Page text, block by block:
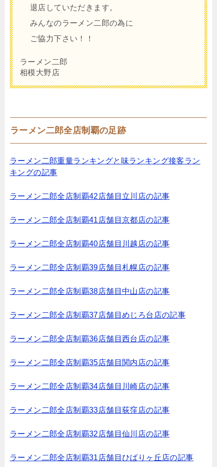
退店していただきます。
みんなのラーメン二郎の為に
ご協力下さい！！
ラーメン二郎
相模大野店
ラーメン二郎全店制覇の足跡
ラーメン二郎重量ランキングと味ランキング接客ラン
キングの記事
ラーメン二郎全店制覇42店舗目立川店の記事
ラーメン二郎全店制覇41店舗目京都店の記事
ラーメン二郎全店制覇40店舗目川越店の記事
ラーメン二郎全店制覇39店舗目札幌店の記事
ラーメン二郎全店制覇38店舗目中山店の記事
ラーメン二郎全店制覇37店舗目めじろ台店の記事
ラーメン二郎全店制覇36店舗目西台店の記事
ラーメン二郎全店制覇35店舗目関内店の記事
ラーメン二郎全店制覇34店舗目川崎店の記事
ラーメン二郎全店制覇33店舗目荻窪店の記事
ラーメン二郎全店制覇32店舗目仙川店の記事
ラーメン二郎全店制覇31店舗目ひばりヶ丘店の記事